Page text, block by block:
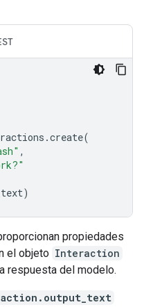
.create(
,
)
propiedades
el objeto Interaction
respuesta del modelo.